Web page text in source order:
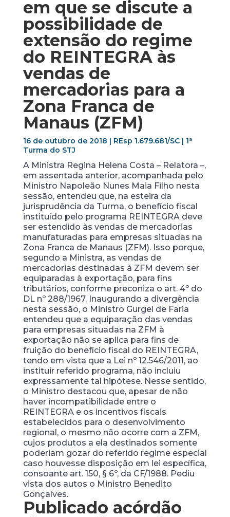
em que se discute a
possibilidade de
extensão do regime
do REINTEGRA às
vendas de
mercadorias para a
Zona Franca de
Manaus (ZFM)
16 de outubro de 2018 | REsp 1.679.681/SC | 1ª
Turma do STJ
A Ministra Regina Helena Costa – Relatora –,
em assentada anterior, acompanhada pelo
Ministro Napoleão Nunes Maia Filho nesta
sessão, entendeu que, na esteira da
jurisprudência da Turma, o benefício fiscal
instituído pelo programa REINTEGRA deve
ser estendido às vendas de mercadorias
manufaturadas para empresas situadas na
Zona Franca de Manaus (ZFM). Isso porque,
segundo a Ministra, as vendas de
mercadorias destinadas à ZFM devem ser
equiparadas à exportação, para fins
tributários, conforme preconiza o art. 4º do
DL nº 288/1967. Inaugurando a divergência
nesta sessão, o Ministro Gurgel de Faria
entendeu que a equiparação das vendas
para empresas situadas na ZFM à
exportação não se aplica para fins de
fruição do benefício fiscal do REINTEGRA,
tendo em vista que a Lei nº 12.546/2011, ao
instituir referido programa, não incluiu
expressamente tal hipótese. Nesse sentido,
o Ministro destacou que, apesar de não
haver incompatibilidade entre o
REINTEGRA e os incentivos fiscais
estabelecidos para o desenvolvimento
regional, o mesmo não ocorre com a ZFM,
cujos produtos a ela destinados somente
poderiam gozar do referido regime especial
caso houvesse disposição em lei específica,
consoante art. 150, § 6º, da CF/1988. Pediu
vista dos autos o Ministro Benedito
Gonçalves.
Publicado acórdão